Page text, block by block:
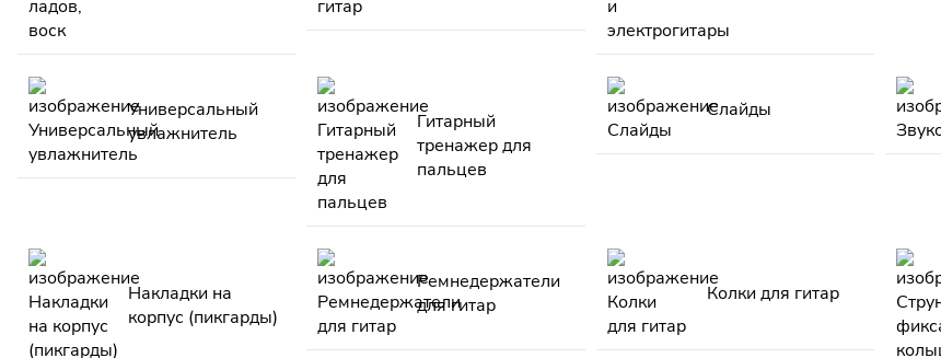
Универсальный
увлажнитель
Гитарный
тренажер для
пальцев
Слайды
Накладки на
корпус (пикгарды)
Ремнедержатели
для гитар
Колки для гитар